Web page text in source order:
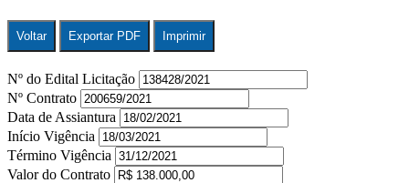
Voltar Exportar PDF Imprimir
Nº do Edital Licitação
Nº Contrato
Data de Assiantura
Início Vigência
Término Vigência
Valor do Contrato